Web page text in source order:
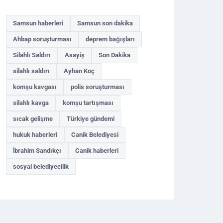
Samsun haberleri Samsun son dakika
Ahbap soruşturması deprem bağışları
Silahlı Saldırı Asayiş Son Dakika
silahlı saldırı Ayhan Koç
komşu kavgası polis soruşturması
silahlı kavga komşu tartışması
sıcak gelişme Türkiye gündemi
hukuk haberleri Canik Belediyesi
İbrahim Sandıkçı Canik haberleri
sosyal belediyecilik